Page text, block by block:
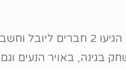
איך אפשר
בגינה, באויר הנעים